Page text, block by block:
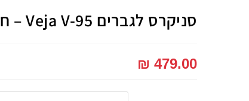
סניקרס לגברים Veja V-95 – חווית אופנה ייחודית
₪ 479.00